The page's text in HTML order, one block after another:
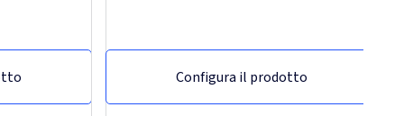
Configura il prodotto